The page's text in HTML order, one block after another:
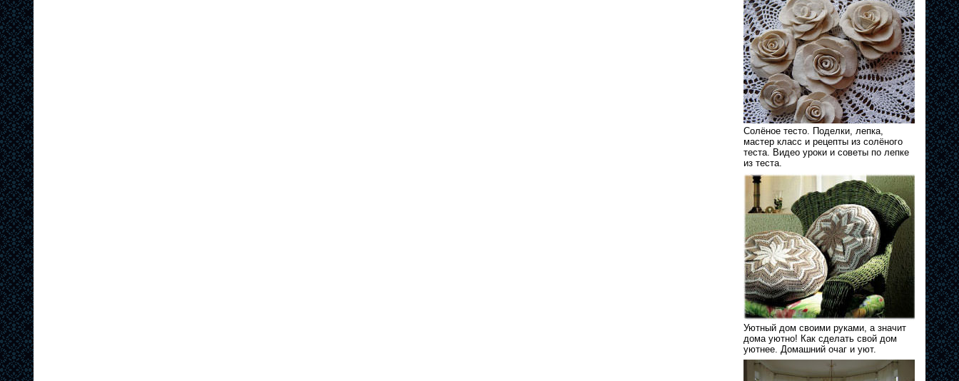
Солёное тесто. Поделки, лепка,
мастер класс и рецепты из солёного
теста. Видео уроки и советы по лепке
из теста.
Уютный дом своими руками, а значит
дома уютно! Как сделать свой дом
уютнее. Домашний очаг и уют.